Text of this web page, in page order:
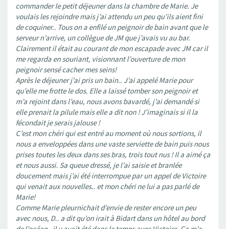
commander le petit déjeuner dans la chambre de Marie. Je
voulais les rejoindre mais j’ai attendu un peu qu’ils aient fini
de coquiner.. Tous on a enfilé un peignoir de bain avant que le
serveur n’arrive, un collègue de JM que j’avais vu au bar.
Clairement il était au courant de mon escapade avec JM car il
me regarda en souriant, visionnant l’ouverture de mon
peignoir sensé cacher mes seins!
Après le déjeuner j’ai pris un bain.. J’ai appelé Marie pour
qu’elle me frotte le dos. Elle a laissé tomber son peignoir et
m’a rejoint dans l’eau, nous avons bavardé, j’ai demandé si
elle prenait la pilule mais elle a dit non ! J’imaginais si il la
fécondait je serais jalouse !
C’est mon chéri qui est entré au moment où nous sortions, il
nous a enveloppées dans une vaste serviette de bain puis nous
prises toutes les deux dans ses bras, trois tout nus ! Il a aimé ça
et nous aussi. Sa queue dressé, je l’ai saisie et branlée
doucement mais j’ai été interrompue par un appel de Victoire
qui venait aux nouvelles.. et mon chéri ne lui a pas parlé de
Marie!
Comme Marie pleurnichait d’envie de rester encore un peu
avec nous, D.. a dit qu’on irait à Bidart dans un hôtel au bord